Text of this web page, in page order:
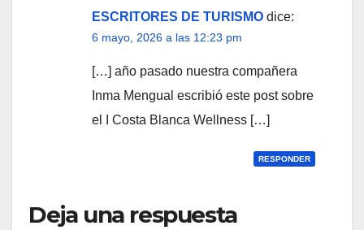
ESCRITORES DE TURISMO dice:
6 mayo, 2026 a las 12:23 pm
[…] año pasado nuestra compañera
Inma Mengual escribió este post sobre
el I Costa Blanca Wellness […]
RESPONDER
Deja una respuesta